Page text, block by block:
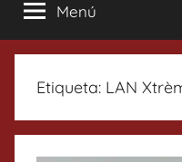
Menú
Etiqueta: LAN